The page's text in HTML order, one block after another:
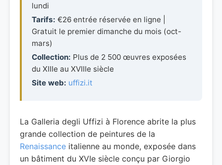
lundi
Tarifs: €26 entrée réservée en ligne |
Gratuit le premier dimanche du mois (oct-
mars)
Collection: Plus de 2 500 œuvres exposées
du XIIIe au XVIIIe siècle
Site web: uffizi.it
La Galleria degli Uffizi à Florence abrite la plus
grande collection de peintures de la
Renaissance italienne au monde, exposée dans
un bâtiment du XVIe siècle conçu par Giorgio